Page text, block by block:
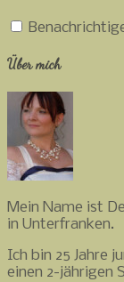
Über mich
Mein Name ist
in Unterfranken.
Ich bin 25 Jahre
einen 2-jährigen